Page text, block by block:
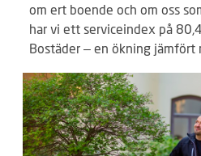
om ert boende och om oss
har vi ett serviceindex på
Bostäder – en ökning jämfört